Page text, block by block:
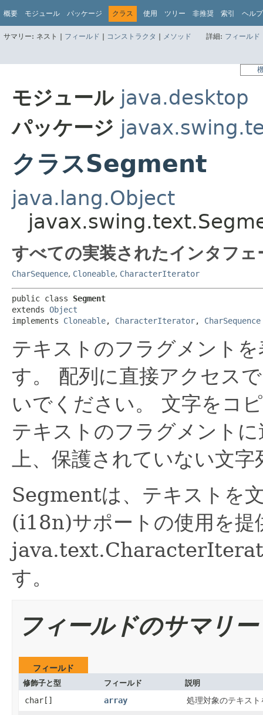
概要 モジュール パッケージ クラス 使用 ツリー 非推奨 索引 ヘルプ
サマリー: ネスト | フィールド | コンストラクタ | メソッド 詳細: フィールド
モジュール java.desktop
パッケージ
クラスSegment
java.lang.Object
すべての実装されたインタフ
CharSequence, Cloneable, CharacterIterator
public class Segment
extends Object
implements Cloneable, CharacterIterator, CharSequence
テキストのフラグメント
す。
配列に直接アクセス
いでください。
文字をコ
テキストのフラグメント
上、保護されていない文
Segmentは、テキストを
(i18n)サポートの使用を提
す。
フィールドのサマリー
フィールド
修飾子と型 フィールド 説明
char[] array 処理対象のテキス